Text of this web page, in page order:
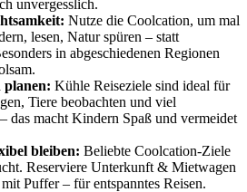
unvergesslich.
Nutze die Coolcation, um mal
lesen, Natur spüren – statt
in abgeschiedenen Regionen
Kühle Reiseziele sind ideal für
Tiere beobachten und viel
das macht Kindern Spaß und vermeidet
bleiben: Beliebte Coolcation-Ziele
Reserviere Unterkunft & Mietwagen
Puffer – für entspanntes Reisen.